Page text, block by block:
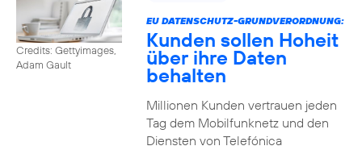
Credits: Gettyimages,
Adam Gault
EU DATENSCHUTZ-GRUNDVERORDNUNG:
Kunden sollen Hoheit
über ihre Daten
behalten
Millionen Kunden vertrauen jeden
Tag dem Mobilfunknetz und den
Diensten von Telefónica